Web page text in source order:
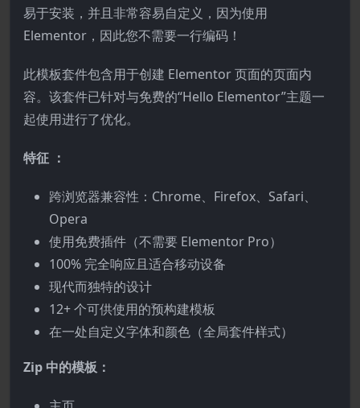
易于安装，并且非常容易自定义，因为使用
Elementor，因此您不需要一行编码！
此模板套件包含用于创建 Elementor 页面的页面内
容。该套件已针对与免费的“Hello Elementor”主题一
起使用进行了优化。
特征 ：
跨浏览器兼容性：Chrome、Firefox、Safari、
Opera
使用免费插件（不需要 Elementor Pro）
100% 完全响应且适合移动设备
现代而独特的设计
12+ 个可供使用的预构建模板
在一处自定义字体和颜色（全局套件样式）
Zip 中的模板：